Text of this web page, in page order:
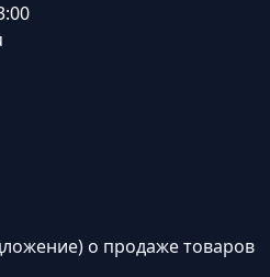
о продаже товаров